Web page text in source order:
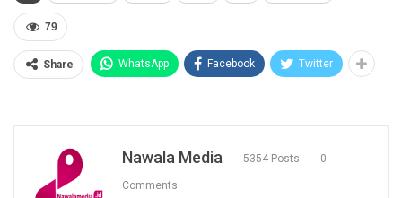
79
Share WhatsApp Facebook Twitter
Nawala Media 5354 Posts 0
Comments